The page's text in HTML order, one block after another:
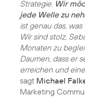
Strategie. Wir
jede Welle zu
ist genau das, was
Wir sind stolz,
Monaten zu
Daumen, dass er
erreichen und
sagt Michael
Marketing